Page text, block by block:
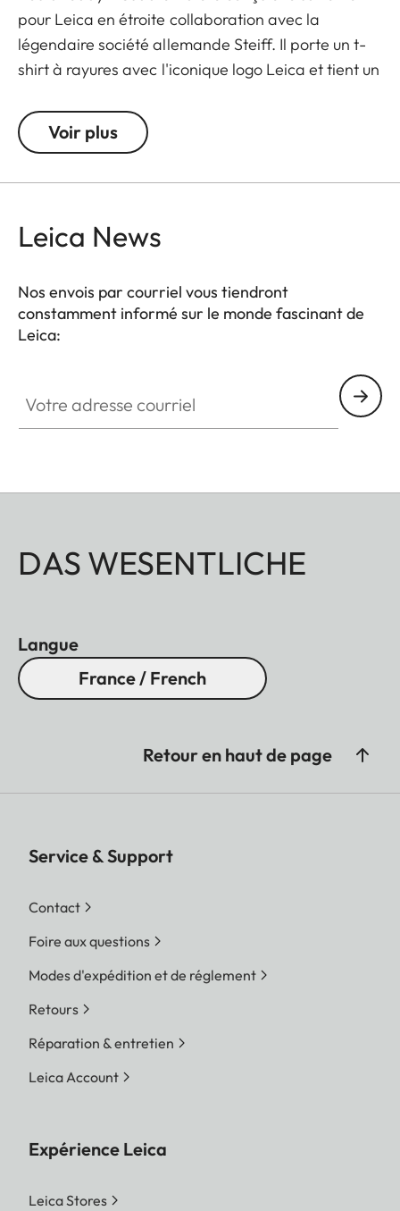
pour Leica en étroite collaboration avec la
légendaire société allemande Steiff. Il porte un t-
shirt à rayures avec l'iconique logo Leica et tient un
compagnon attachant et interactif.
Voir plus
Leica News
Nos envois par courriel vous tiendront
constamment informé sur le monde fascinant de
Leica:
DAS WESENTLICHE
Langue
France / French
Retour en haut de page
Service & Support
Contact
Foire aux questions
Modes d'expédition et de réglement
Retours
Réparation & entretien
Leica Account
Expérience Leica
Leica Stores